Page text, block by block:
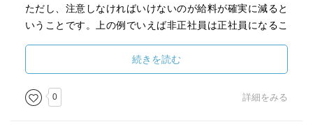
ただし、注意しなければいけないのが給料が確実に減ると
いうことです。上の例でいえば非正社員は正社員になるこ
より途中で契約を切られたりといった不安定性はなくなり
ますが、単純に労働時間が減少した場合は給与が減るか変
わらない
可能性があります。これは正社員も同様でたしかに労働時
続きを読む
0 詳細をみる